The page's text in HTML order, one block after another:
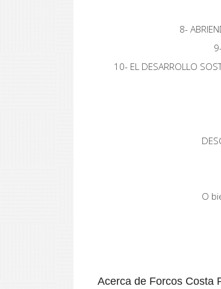
8-
10- EL DESARROLLO
O
Acerca de Forcos Costa